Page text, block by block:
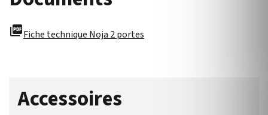
picture_as_pdfFiche technique Noja 2 portes
Accessoires